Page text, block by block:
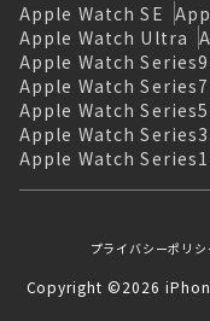
Apple Watch SE
Apple Watch Ultra
Apple Watch Series9
Apple Watch Series7
Apple Watch Series5
Apple Watch Series3
Apple Watch Series1
プライバシーポリシ
Copyright ©2026